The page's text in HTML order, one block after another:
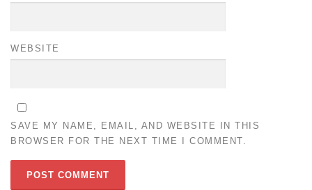
WEBSITE
SAVE MY NAME, EMAIL, AND WEBSITE IN THIS
BROWSER FOR THE NEXT TIME I COMMENT.